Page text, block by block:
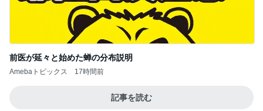
前医が延々と始めた蝉の分布説明
Amebaトピックス 17時間前
記事を読む